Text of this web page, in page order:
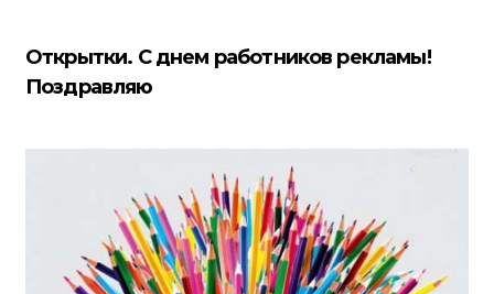
Открытки. С днем работников рекламы!
Поздравляю